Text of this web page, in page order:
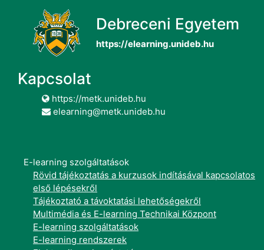
Debreceni Egyetem
https://elearning.unideb.hu
Kapcsolat
https://metk.unideb.hu
elearning@metk.unideb.hu
E-learning szolgáltatások
Rövid tájékoztatás a kurzusok indításával kapcsolatos
első lépésekről
Tájékoztató a távoktatási lehetőségekről
Multimédia és E-learning Technikai Központ
E-learning szolgáltatások
E-learning rendszerek